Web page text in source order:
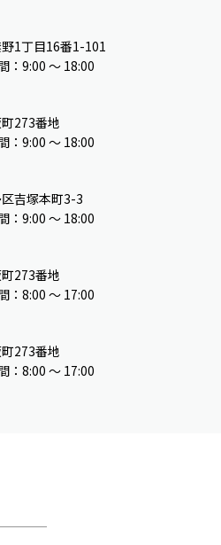
1丁目16番1-101
：9:00 ～ 18:00
273番地
：9:00 ～ 18:00
吉塚本町3-3
：9:00 〜 18:00
273番地
：8:00 ～ 17:00
273番地
：8:00 〜 17:00